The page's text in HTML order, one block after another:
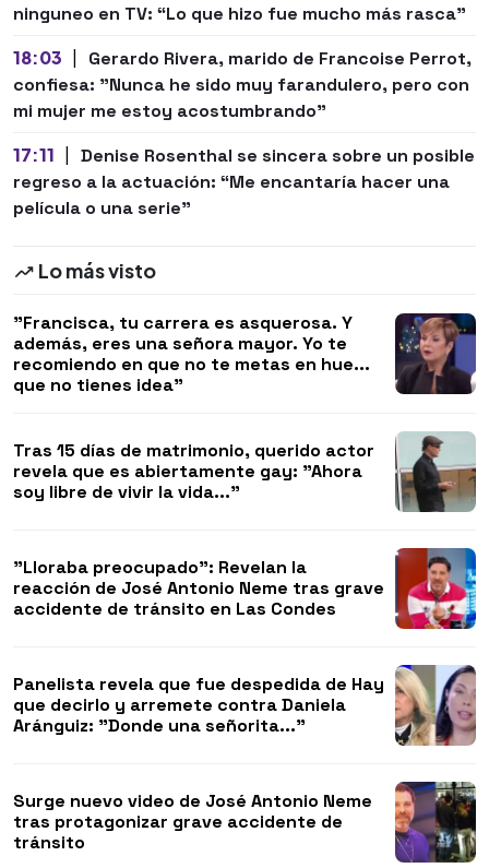
ninguneo en TV: “Lo que hizo fue mucho más rasca”
18:03 |
Gerardo Rivera, marido de Francoise Perrot,
confiesa: "Nunca he sido muy farandulero, pero con
mi mujer me estoy acostumbrando"
17:11 | Denise Rosenthal se sincera sobre un posible
regreso a la actuación: “Me encantaría hacer una
película o una serie"
Lo más visto
"Francisca, tu carrera es asquerosa. Y
además, eres una señora mayor. Yo te
recomiendo en que no te metas en hue...
que no tienes idea"
Tras 15 días de matrimonio, querido actor
revela que es abiertamente gay: "Ahora
soy libre de vivir la vida..."
"Lloraba preocupado": Revelan la
reacción de José Antonio Neme tras grave
accidente de tránsito en Las Condes
Panelista revela que fue despedida de Hay
que decirlo y arremete contra Daniela
Aránguiz: "Donde una señorita..."
Surge nuevo video de José Antonio Neme
tras protagonizar grave accidente de
tránsito